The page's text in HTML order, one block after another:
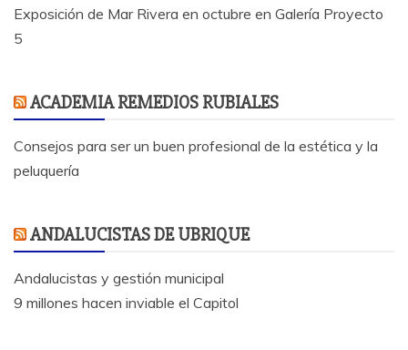
Exposición de Mar Rivera en octubre en Galería Proyecto
5
ACADEMIA REMEDIOS RUBIALES
Consejos para ser un buen profesional de la estética y la
peluquería
ANDALUCISTAS DE UBRIQUE
Andalucistas y gestión municipal
9 millones hacen inviable el Capitol